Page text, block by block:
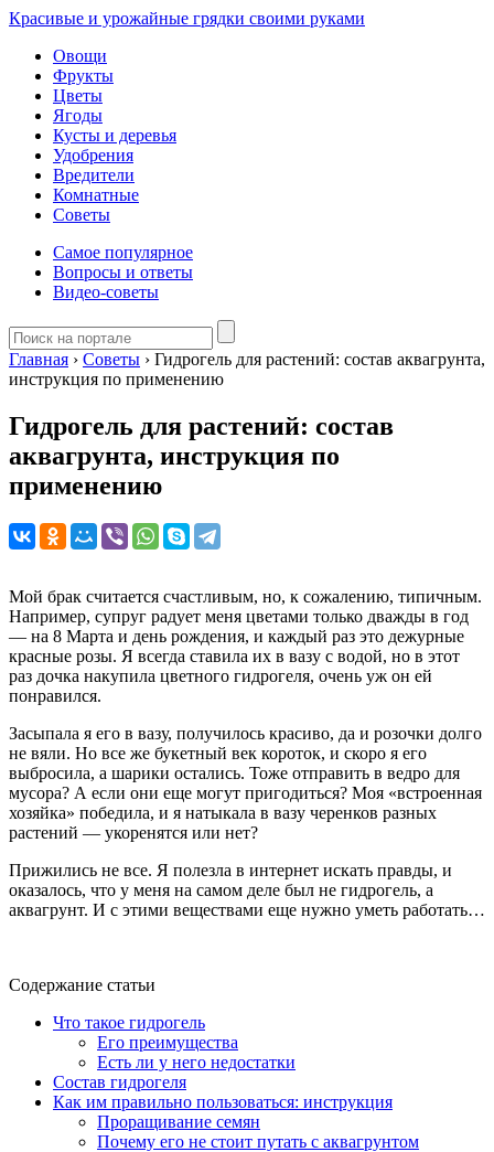
Красивые и урожайные грядки своими руками
Овощи
Фрукты
Цветы
Ягоды
Кусты и деревья
Удобрения
Вредители
Комнатные
Советы
Самое популярное
Вопросы и ответы
Видео-советы
Главная › Советы › Гидрогель для растений: состав аквагрунта,
инструкция по применению
Гидрогель для растений: состав
аквагрунта, инструкция по
применению
Мой брак считается счастливым, но, к сожалению, типичным.
Например, супруг радует меня цветами только дважды в год
— на 8 Марта и день рождения, и каждый раз это дежурные
красные розы. Я всегда ставила их в вазу с водой, но в этот
раз дочка накупила цветного гидрогеля, очень уж он ей
понравился.
Засыпала я его в вазу, получилось красиво, да и розочки долго
не вяли. Но все же букетный век короток, и скоро я его
выбросила, а шарики остались. Тоже отправить в ведро для
мусора? А если они еще могут пригодиться? Моя «встроенная
хозяйка» победила, и я натыкала в вазу черенков разных
растений — укоренятся или нет?
Прижились не все. Я полезла в интернет искать правды, и
оказалось, что у меня на самом деле был не гидрогель, а
аквагрунт. И с этими веществами еще нужно уметь работать…
Содержание статьи
Что такое гидрогель
Его преимущества
Есть ли у него недостатки
Состав гидрогеля
Как им правильно пользоваться: инструкция
Проращивание семян
Почему его не стоит путать с аквагрунтом